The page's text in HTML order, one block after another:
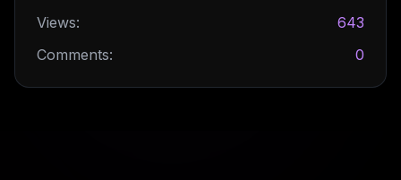
Views:
643
Comments:
0